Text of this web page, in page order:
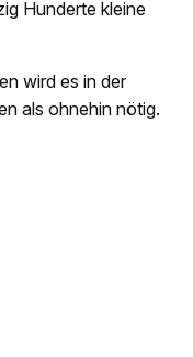
Hunderte kleine
wird es in der
als ohnehin nötig.